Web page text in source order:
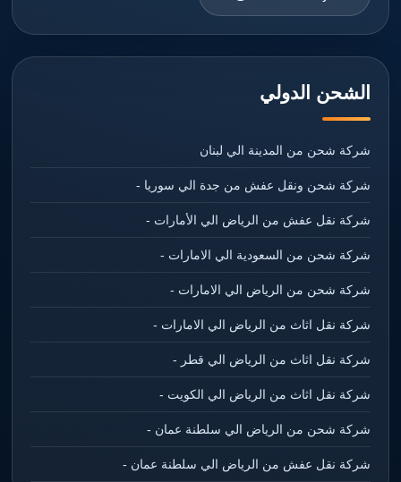
الشحن الدولي
شركة شحن من المدينة الي لبنان
شركة شحن ونقل عفش من جدة الي سوريا -
شركة نقل عفش من الرياض الي الأمارات -
شركة شحن من السعودية الي الامارات -
شركة شحن من الرياض الي الامارات -
شركة نقل اثاث من الرياض الي الامارات -
شركة نقل اثاث من الرياض الي قطر -
شركة نقل اثاث من الرياض الي الكويت -
شركة شحن من الرياض الي سلطنة عمان -
شركة نقل عفش من الرياض الي سلطنة عمان -